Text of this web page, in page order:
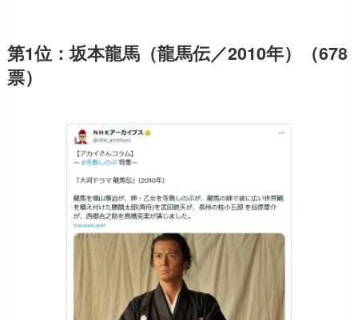
第1位：坂本龍馬（龍馬伝／2010年）（678
票）